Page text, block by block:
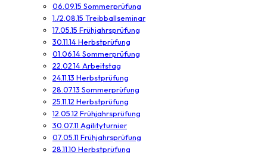
06.09.15 Sommerprüfung
1./2.08.15 Treibballseminar
17.05.15 Frühjahrsprüfung
30.11.14 Herbstprüfung
01.06.14 Sommerprüfung
22.02.14 Arbeitstag
24.11.13 Herbstprüfung
28.07.13 Sommerprüfung
25.11.12 Herbstprüfung
12.05.12 Frühjahrsprüfung
30.07.11 Agilityturnier
07.05.11 Frühjahrsprüfung
28.11.10 Herbstprüfung